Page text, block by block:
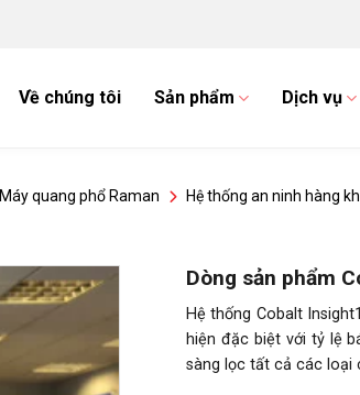
Về chúng tôi Sản phẩm Dịch vụ
Máy quang phổ Raman Hệ thống an ninh hàng
Dòng sản phẩm
Hệ thống Cobalt
hiện đặc biệt với tỷ lệ
sàng lọc tất cả các loại